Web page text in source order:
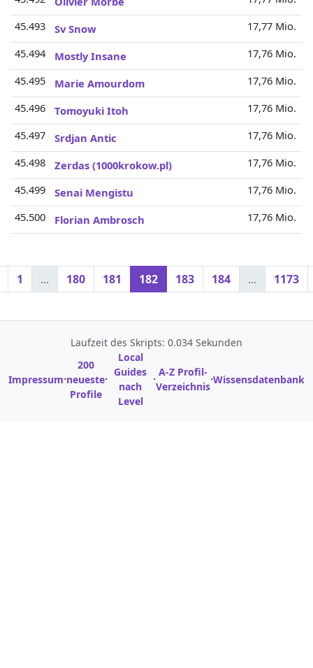
45.493
Sv Snow
17,77 Mio.
45.494
Mostly Insane
17,76 Mio.
45.495
Marie Amourdom
17,76 Mio.
45.496
Tomoyuki Itoh
17,76 Mio.
45.497
Srdjan Antic
17,76 Mio.
45.498
Zerdas (1000krokow.pl)
17,76 Mio.
45.499
Senai Mengistu
17,76 Mio.
45.500
Florian Ambrosch 17,76 Mio.
1 ... 180 181 182 183 184 ... 1173
Laufzeit des Skripts: 0.034 Sekunden
Impressum·
200
neueste
Profile
·
Local
Guides
nach
Level
· A-Z Profil-
Verzeichnis·Wissensdatenbank